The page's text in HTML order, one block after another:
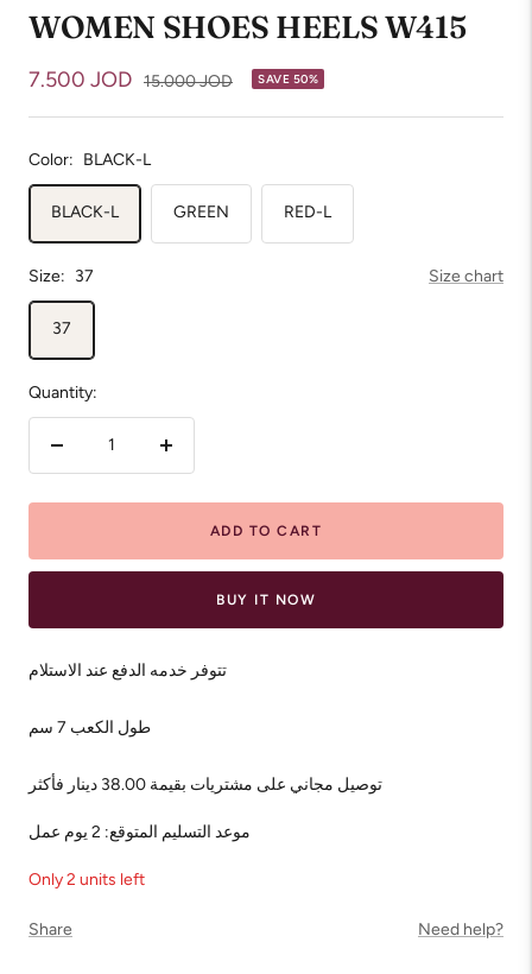
WOMEN SHOES HEELS W415
Sale
price
7.500 JOD Regular
15.000 JOD SAVE 50%
Color: BLACK-L
BLACK-L GREEN RED-L
Size: 37 Size chart
37
Quantity:
Decrease
Increase
ADD TO CART
BUY IT NOW
تتوفر خدمه الدفع عند الاستلام
توصيل مجاني على مشتريات بقيمة 38.00 دينار فأكثر
Only 2 units left
Share Need help?